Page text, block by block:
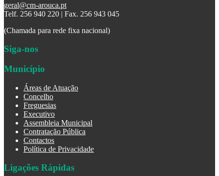
geral@cm-arouca.pt
Telf. 256 940 220 | Fax. 256 943 045
(Chamada para rede fixa nacional)
Siga-nos
Município
Áreas de Atuação
Concelho
Freguesias
Executivo
Assembleia Municipal
Contratação Pública
Contactos
Política de Privacidade
Ligações Rápidas